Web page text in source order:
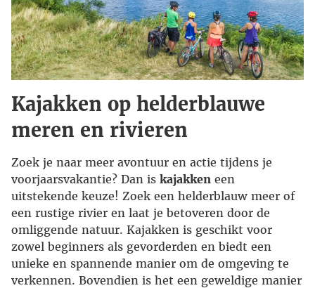
Kajakken op helderblauwe
meren en rivieren
Zoek je naar meer avontuur en actie tijdens je
voorjaarsvakantie? Dan is kajakken een
uitstekende keuze! Zoek een helderblauw meer of
een rustige rivier en laat je betoveren door de
omliggende natuur. Kajakken is geschikt voor
zowel beginners als gevorderden en biedt een
unieke en spannende manier om de omgeving te
verkennen. Bovendien is het een geweldige manier